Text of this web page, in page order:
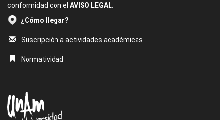
conformidad con el AVISO LEGAL.
¿Cómo llegar?
Suscripción a actividades académicas
Normatividad